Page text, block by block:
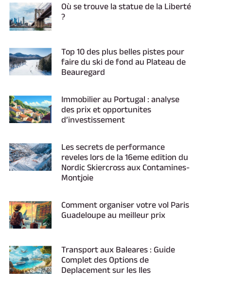
Où se trouve la statue de la Liberté
?
Top 10 des plus belles pistes pour
faire du ski de fond au Plateau de
Beauregard
Immobilier au Portugal : analyse
des prix et opportunites
d’investissement
Les secrets de performance
reveles lors de la 16eme edition du
Nordic Skiercross aux Contamines-
Montjoie
Comment organiser votre vol Paris
Guadeloupe au meilleur prix
Transport aux Baleares : Guide
Complet des Options de
Deplacement sur les Iles